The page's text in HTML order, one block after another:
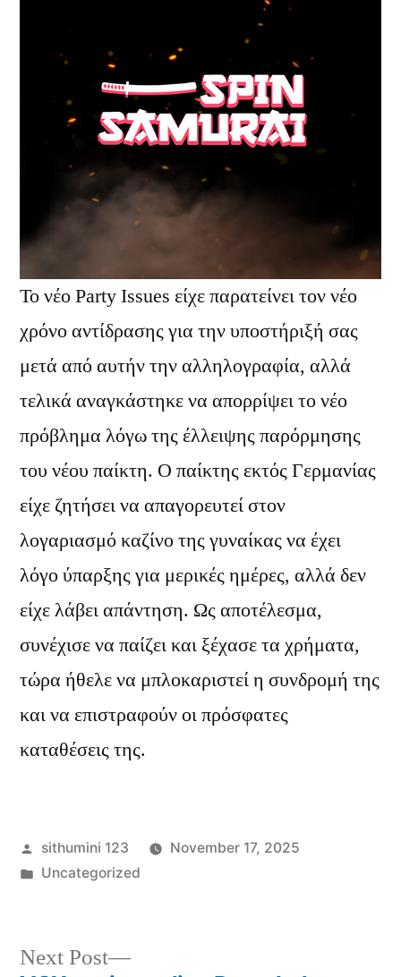
Το νέο Party Issues είχε παρατείνει τον νέο
χρόνο αντίδρασης για την υποστήριξή σας
μετά από αυτήν την αλληλογραφία, αλλά
τελικά αναγκάστηκε να απορρίψει το νέο
πρόβλημα λόγω της έλλειψης παρόρμησης
του νέου παίκτη. Ο παίκτης εκτός Γερμανίας
είχε ζητήσει να απαγορευτεί στον
λογαριασμό καζίνο της γυναίκας να έχει
λόγο ύπαρξης για μερικές ημέρες, αλλά δεν
είχε λάβει απάντηση. Ως αποτέλεσμα,
συνέχισε να παίζει και ξέχασε τα χρήματα,
τώρα ήθελε να μπλοκαριστεί η συνδρομή της
και να επιστραφούν οι πρόσφατες
καταθέσεις της.
Posted
by
sithumini 123
November 17, 2025
Posted
Uncategorized
Next Post
Next